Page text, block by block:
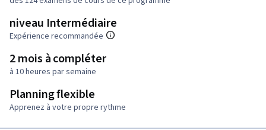
niveau Intermédiaire
Expérience recommandée
2 mois à compléter
à 10 heures par semaine
Planning flexible
Apprenez à votre propre rythme